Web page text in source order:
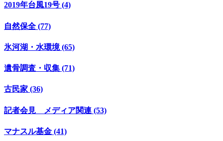
2019年台風19号 (4)
自然保全 (77)
氷河湖・水環境 (65)
遺骨調査・収集 (71)
古民家 (36)
記者会見 メディア関連 (53)
マナスル基金 (41)